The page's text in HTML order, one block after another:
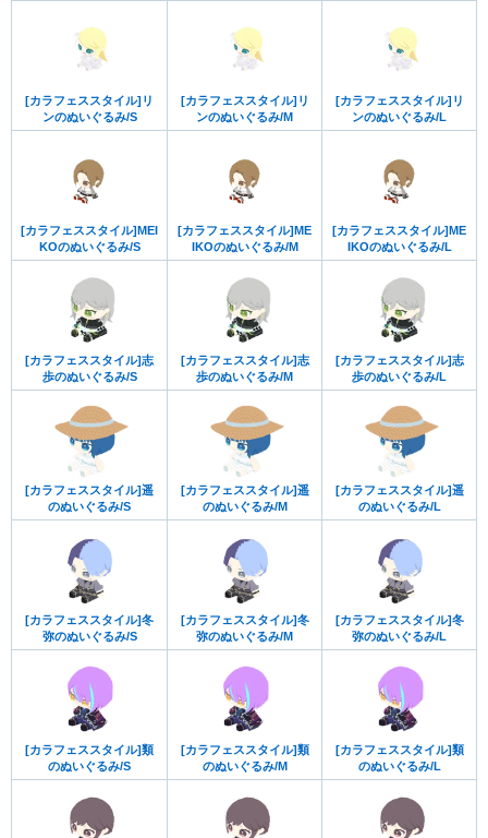
[カラフェススタイル]リ
ンのぬいぐるみ/S
[カラフェススタイル]リ
ンのぬいぐるみ/M
[カラフェススタイル]リ
ンのぬいぐるみ/L
[カラフェススタイル]MEI
KOのぬいぐるみ/S
[カラフェススタイル]ME
IKOのぬいぐるみ/M
[カラフェススタイル]ME
IKOのぬいぐるみ/L
[カラフェススタイル]志
歩のぬいぐるみ/S
[カラフェススタイル]志
歩のぬいぐるみ/M
[カラフェススタイル]志
歩のぬいぐるみ/L
[カラフェススタイル]遥
のぬいぐるみ/S
[カラフェススタイル]遥
のぬいぐるみ/M
[カラフェススタイル]遥
のぬいぐるみ/L
[カラフェススタイル]冬
弥のぬいぐるみ/S
[カラフェススタイル]冬
弥のぬいぐるみ/M
[カラフェススタイル]冬
弥のぬいぐるみ/L
[カラフェススタイル]類
のぬいぐるみ/S
[カラフェススタイル]類
のぬいぐるみ/M
[カラフェススタイル]類
のぬいぐるみ/L